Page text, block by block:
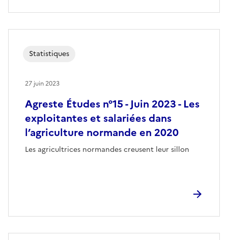
Agreste Études n°15 - Juin 2023 - Les
exploitantes et salariées dans
l’agriculture normande en 2020
Les agricultrices normandes creusent leur sillon
Statistiques
27 juin 2023